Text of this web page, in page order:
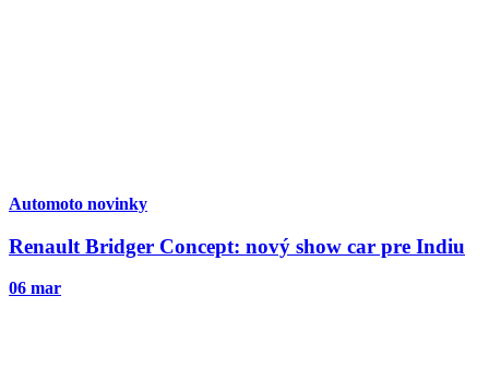
Automoto novinky
Renault Bridger Concept: nový show car pre Indiu
06 mar